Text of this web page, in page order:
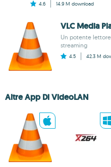
4.6 14.9 M download
VLC Media
Un potente
streaming
4.5 42.3 M
Altre App Di VideoLAN